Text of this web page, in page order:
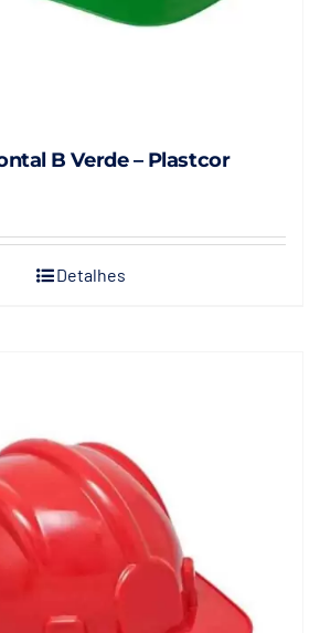
B Verde – Plastcor
Detalhes